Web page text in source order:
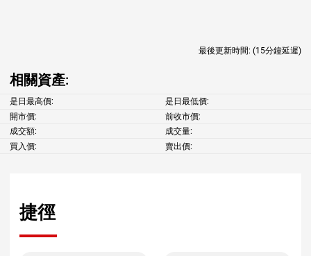
最後更新時間: (15分鐘延遲)
相關資產:
是日最高價:
是日最低價:
開市價:
前收市價:
成交額:
成交量:
買入價:
賣出價:
捷徑